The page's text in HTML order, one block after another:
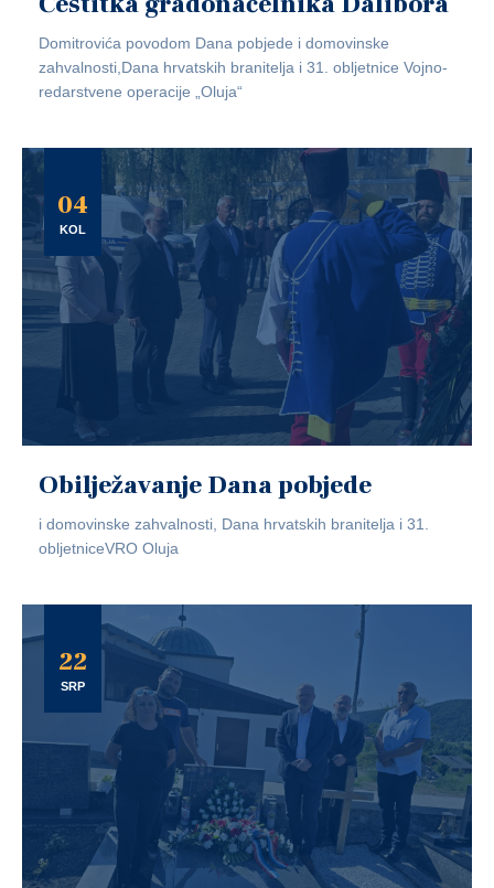
Domitrovića povodom Dana pobjede i domovinske
zahvalnosti,Dana hrvatskih branitelja i 31. obljetnice Vojno-
redarstvene operacije „Oluja“
04
KOL
Obilježavanje Dana pobjede
i domovinske zahvalnosti, Dana hrvatskih branitelja i 31.
obljetniceVRO Oluja
22
SRP